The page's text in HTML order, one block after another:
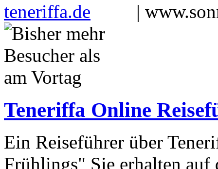
|
Teneriffa Online
Ein Reiseführer über
Frühlings" Sie erhalten auf